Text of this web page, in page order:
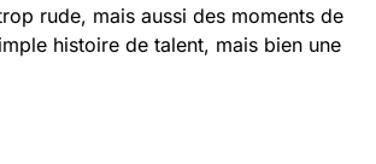
rude, mais aussi des moments de
histoire de talent, mais bien une